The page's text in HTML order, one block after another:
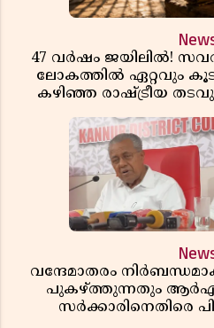
47 വർഷം ജയിലിൽ!
ലോകത്തിൽ ഏറ്റവും
കഴിഞ്ഞ രാഷ്ട്രീയ
വന്ദേമാതരം
പുകഴ്ത്തുന്നതും
സർക്കാരിനെതിരെ